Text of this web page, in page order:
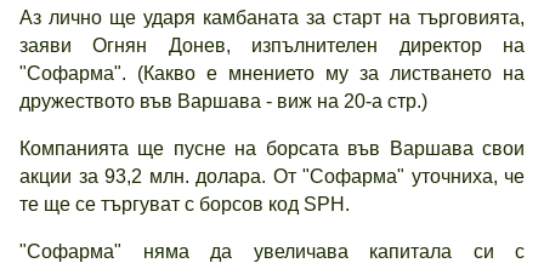
Аз лично ще ударя камбаната за старт на търговията,
заяви Огнян Донев, изпълнителен директор на
"Софарма". (Какво е мнението му за листването на
дружеството във Варшава - виж на 20-а стр.)
Компанията ще пусне на борсата във Варшава свои
акции за 93,2 млн. долара. От "Софарма" уточниха, че
те ще се търгуват с борсов код SPH.
"Софарма" няма да увеличава капитала си с